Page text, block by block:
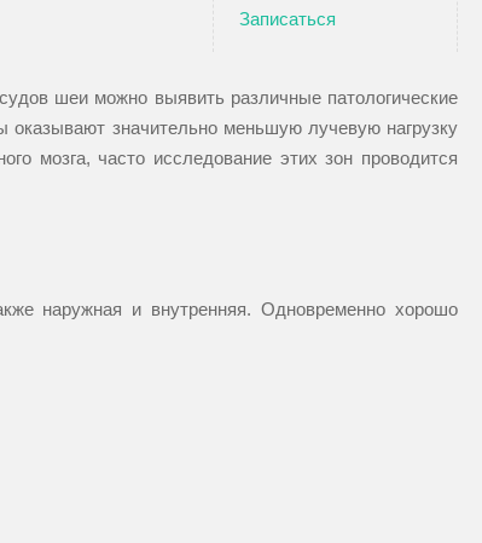
Записаться
шеи можно выявить различные патологические
значительно меньшую лучевую нагрузку
мозга, часто исследование этих зон проводится
наружная и внутренняя. Одновременно хорошо